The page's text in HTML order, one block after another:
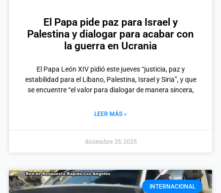
El Papa pide paz para Israel y
Palestina y dialogar para acabar con
la guerra en Ucrania
El Papa León XIV pidió este jueves “justicia, paz y
estabilidad para el Líbano, Palestina, Israel y Siria”, y que
se encuentre “el valor para dialogar de manera sincera,
LEER MÁS »
diciembre 25, 2025
INTERNACIONAL